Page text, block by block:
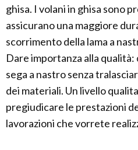
ghisa. I volani in ghisa sono
assicurano una maggiore
scorrimento della lama a
Dare importanza alla
sega a nastro senza
dei materiali. Un livello
pregiudicare le prestazioni
lavorazioni che vorrete